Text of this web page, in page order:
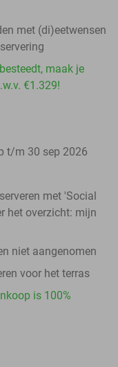
met (di)eetwensen
maak je
€1.329!
t/m 30 sep 2026
met 'Social
het overzicht: mijn
niet aangenomen
voor het terras
is 100%